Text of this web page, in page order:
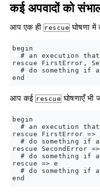
कई अपवादों को
आप एक ही rescue घोषणा
begin
# an execution
rescue FirstError,
# do something if
आप कई rescue घोषणाएँ
begin
# an execution
rescue FirstError =>
# do something if
rescue SecondError
# do something if
rescue => e
# do something if